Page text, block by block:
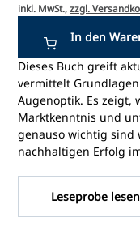
inkl. MwSt.,zzgl.
Dieses Buch greift
vermittelt
Augenoptik. Es zeigt,
Marktkenntnis und
genauso wichtig sind
nachhaltigen Erfolg
Leseprobe lesen